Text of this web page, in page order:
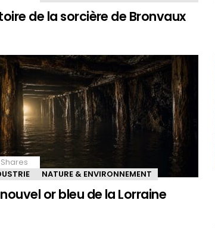
de la sorcière de Bronvaux
Shares
NATURE & ENVIRONNEMENT
or bleu de la Lorraine